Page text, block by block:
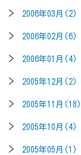
2006年03月(2)
2006年02月(6)
2006年01月(4)
2005年12月(2)
2005年11月(18)
2005年10月(4)
2005年05月(1)